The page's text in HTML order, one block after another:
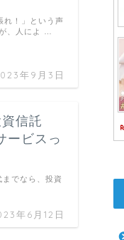
年9月3日
れ！」という声
、人によ …
信託
ービスっ
年6月12日
でなら、投資